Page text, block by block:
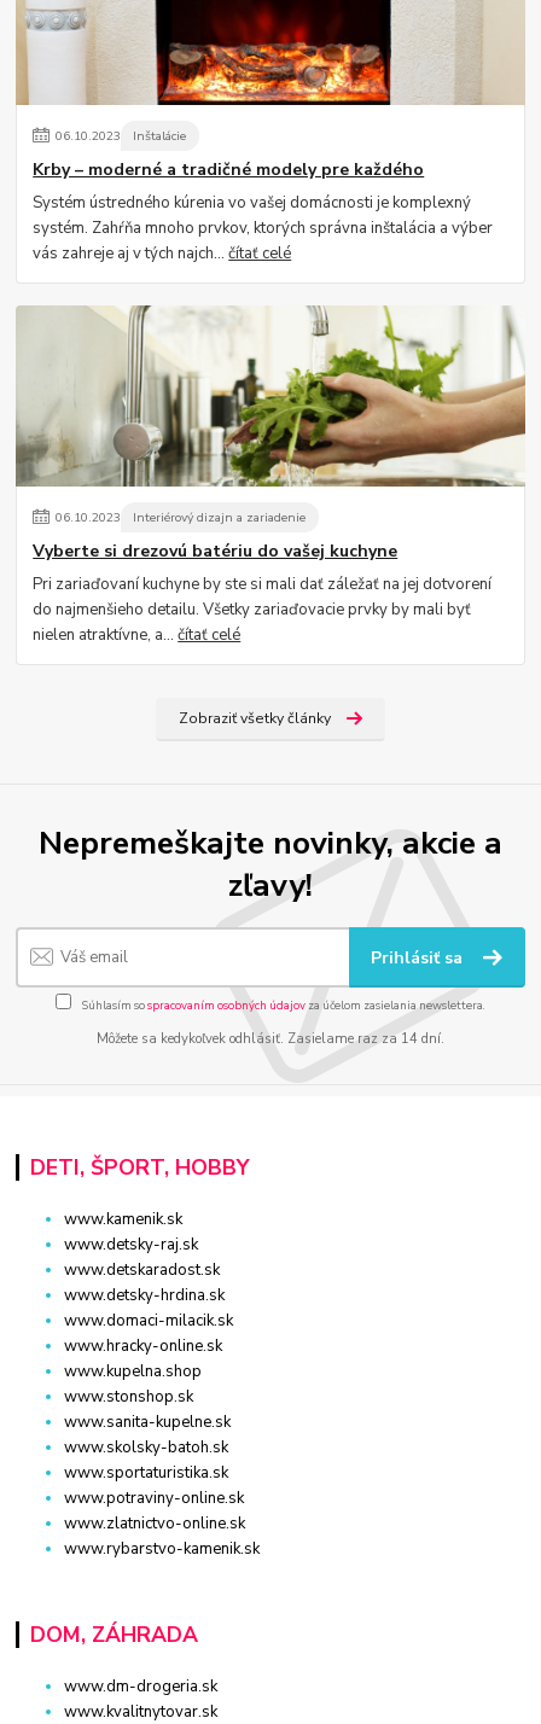
06.10.2023 Inštalácie
Krby – moderné a tradičné modely pre každého
Systém ústredného kúrenia vo vašej domácnosti je komplexný
systém. Zahŕňa mnoho prvkov, ktorých správna inštalácia a výber
vás zahreje aj v tých najch...čítať celé
06.10.2023 Interiérový dizajn a zariadenie
Vyberte si drezovú batériu do vašej kuchyne
Pri zariaďovaní kuchyne by ste si mali dať záležať na jej dotvorení
do najmenšieho detailu. Všetky zariaďovacie prvky by mali byť
nielen atraktívne, a...čítať celé
Zobraziť všetky články
Nepremeškajte novinky, akcie a
zľavy!
Prihlásiť sa
Súhlasím sospracovaním osobných údajov za účelom zasielania newslettera.
Môžete sa kedykoľvek odhlásiť. Zasielame raz za 14 dní.
DETI, ŠPORT, HOBBY
www.kamenik.sk
www.detsky-raj.sk
www.detskaradost.sk
www.detsky-hrdina.sk
www.domaci-milacik.sk
www.hracky-online.sk
www.kupelna.shop
www.stonshop.sk
www.sanita-kupelne.sk
www.skolsky-batoh.sk
www.sportaturistika.sk
www.potraviny-online.sk
www.zlatnictvo-online.sk
www.rybarstvo-kamenik.sk
DOM, ZÁHRADA
www.dm-drogeria.sk
www.kvalitnytovar.sk